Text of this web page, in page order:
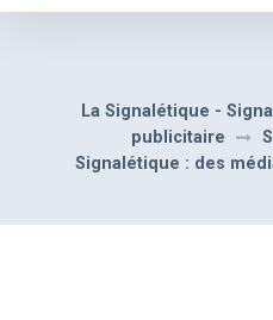
La Signalétique -
publicitaire
Signalétique : des